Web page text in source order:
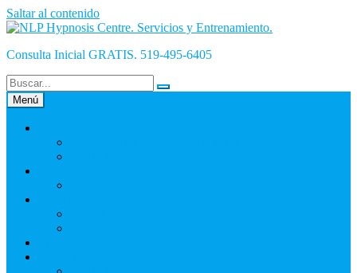
Saltar al contenido
Consulta Inicial GRATIS. 519-495-6405
Menú